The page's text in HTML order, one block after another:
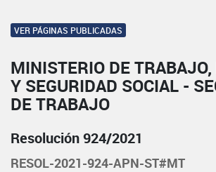
VER PÁGINAS PUBLICADAS
MINISTERIO DE
Y SEGURIDAD SOCIAL -
DE TRABAJO
Resolución 924/2021
RESOL-2021-924-APN-ST#MT